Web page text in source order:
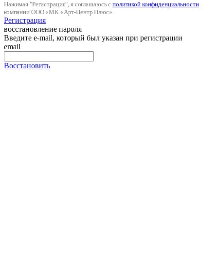
Нажимая "Регистрация", я соглашаюсь сполитикой конфиденциальности
компании ООО «МК «Арт-Центр Плюс».
Регистрация
восстановление пароля
Введите e-mail, который был указан при регистрации
email
Восстановить